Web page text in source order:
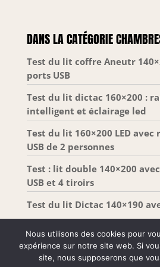
forme se déploient facilement
forme complète en 72
bénéficient d’une garantie
; Un véritable gage de qualité
DANS LA CATÉGORIE
Test du lit coffre Aneutr
ports USB
Test du lit dictac 160×200 :
intelligent et éclairage led
Test du lit 160×200 LED avec
USB de 2 personnes
Test : lit double 140×200
USB et 4 tiroirs
Test du lit Dictac 140×190
Tous droits réservés –
Nous utilisons des cookies pour
expérience sur notre site web. Si
site, nous supposerons que